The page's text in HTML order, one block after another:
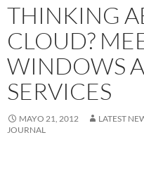
THINKING
CLOUD?
WINDOWS
SERVICES
MAYO 21, 2012
LATEST
JOURNAL